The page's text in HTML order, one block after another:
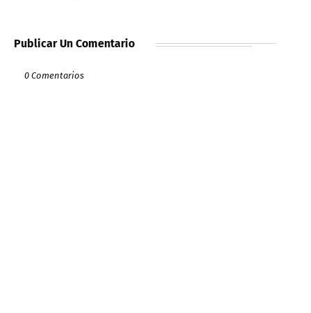
Publicar Un Comentario
0 Comentarios